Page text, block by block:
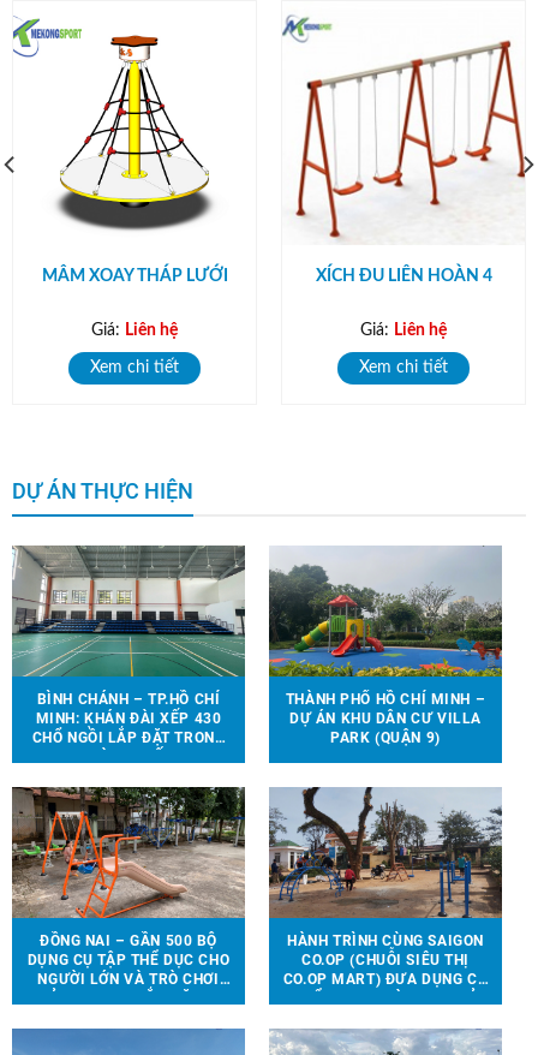
MÂM XOAY THÁP LƯỚI
Giá: Liên hệ
Xem chi tiết
XÍCH ĐU LIÊN HOÀN 4
Giá: Liên hệ
Xem chi tiết
DỰ ÁN THỰC HIỆN
BÌNH CHÁNH – TP.HỒ CHÍ
MINH: KHÁN ĐÀI XẾP 430
CHỔ NGỒI LẮP ĐẶT TRONG
THÀNH PHỐ HỒ CHÍ MINH –
DỰ ÁN KHU DÂN CƯ VILLA
PARK (QUẬN 9)
ĐỒNG NAI – GẦN 500 BỘ
DỤNG CỤ TẬP THỂ DỤC CHO
NGƯỜI LỚN VÀ TRÒ CHƠI
HÀNH TRÌNH CÙNG SAIGON
CO.OP (CHUỖI SIÊU THỊ
CO.OP MART) ĐƯA DỤNG CỤ
HỌC TẠI 6 TỈNH THÀNH